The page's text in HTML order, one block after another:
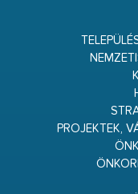
PROJEKTEK,